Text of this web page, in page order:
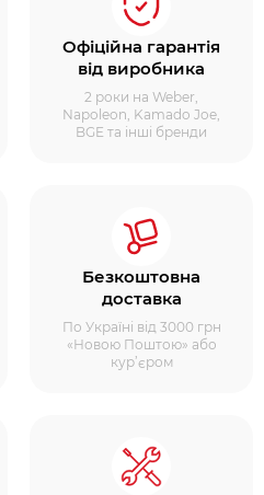
Офіційна гарантія
від виробника
2 роки на Weber,
Napoleon, Kamado Joe,
BGE та інші бренди
Безкоштовна
доставка
По Україні від 3000 грн
«Новою Поштою» або
кур’єром